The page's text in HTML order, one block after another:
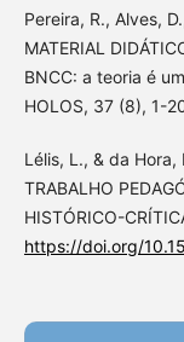
Pereira, R., Alves,
MATERIAL
BNCC: a teoria é
HOLOS, 37 (8), 1-
Lélis, L., & da Hora,
TRABALHO
HISTÓRICO-
https://doi.org/